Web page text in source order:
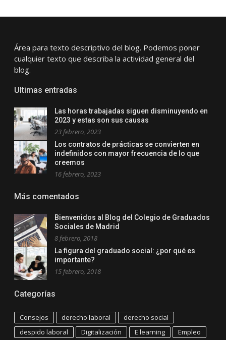
Área para texto descriptivo del blog. Podemos poner
cualquier texto que describa la actividad general del
blog.
Ultimas entradas
Las horas trabajadas siguen disminuyendo en
2023 y estas son sus causas
23 febrero, 2023
Los contratos de prácticas se convierten en
indefinidos con mayor frecuencia de lo que
creemos
16 febrero, 2023
Más comentados
Bienvenidos al Blog del Colegio de Graduados
Sociales de Madrid
8 febrero, 2018
La figura del graduado social: ¿por qué es
importante?
15 febrero, 2018
Categorías
Consejos derecho laboral
derecho social
despido laboral
Digitalización E learning Empleo